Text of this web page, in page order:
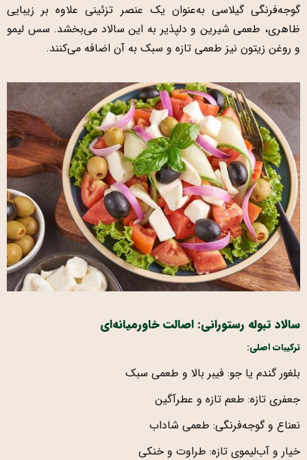
گوجه‌فرنگی گیلاسی به‌عنوان یک عنصر تزئینی علاوه بر زیبایی
ظاهری، طعمی شیرین و دلپذیر به این سالاد می‌بخشد. سس لیمو
و روغن زیتون نیز طعمی تازه و سبک به آن اضافه می‌کنند.
سالاد تبوله رستورانی: اصالت خاورمیانه‌ای
ترکیبات اصلی:
بلغور گندم یا جو: فیبر بالا و طعمی سبک
جعفری تازه: طعم تازه و عطرآگین
نعناع و گوجه‌فرنگی: طعمی شاداب
خیار و آب‌لیموی تازه: طراوت و خنکی